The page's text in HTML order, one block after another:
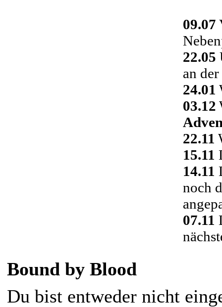
09.07
22.05
an
24.01
03.12
22.11
15.11
14.11
noch
07.11
Bound by Blood
Du bist entweder nicht